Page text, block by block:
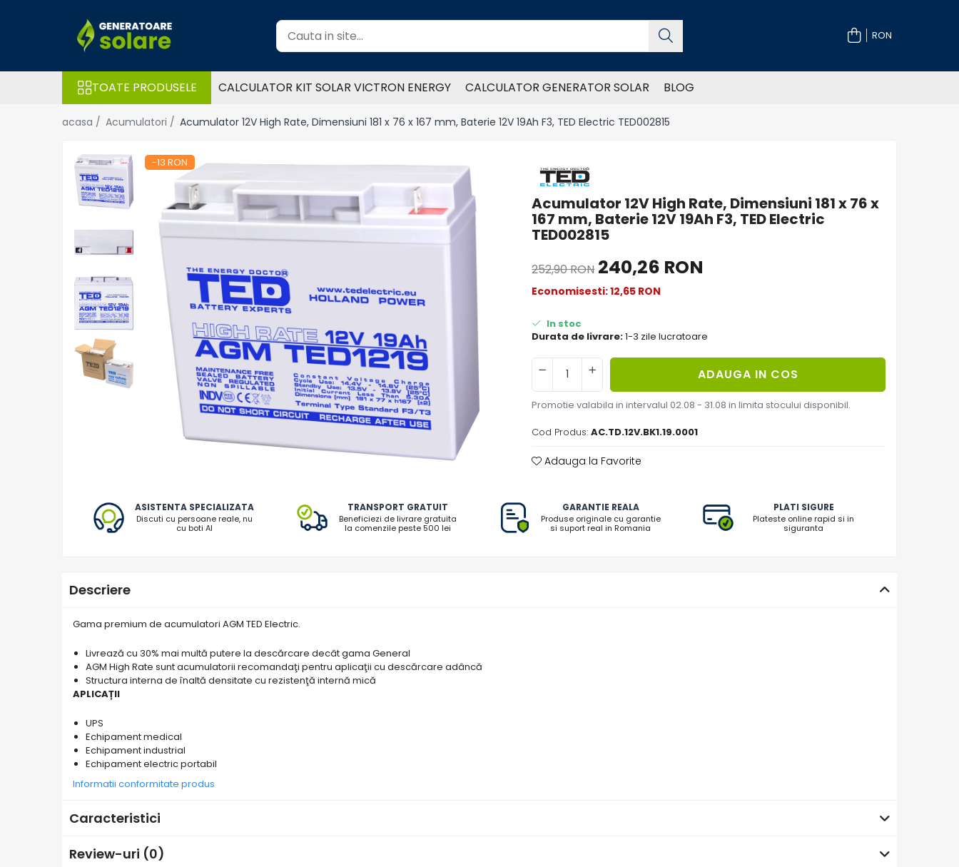
Toate Produsele
Statii de Alimentare Portabile
Cauta dupa capacitate
Intre 1000-2000W
Intre 2000-3000W
Cauta dupa marca
Vezi toate statiile
Accesorii Statii de Alimentare
Kituri Generatoare Solare
Cauta dupa capacitate
Toate generatoarele
Panouri Solare Pliabile
Toate panourile portabile
Kituri solare pentru balcon
Componente Fotovoltaice
Incarcatoare solare MPPT
RON
TOATE PRODUSELE CALCULATOR KIT SOLAR VICTRON ENERGY CALCULATOR GENERATOR SOLAR BLOG
acasa / Acumulatori / Acumulator 12V High Rate, Dimensiuni 181 x 76 x 167 mm, Baterie 12V 19Ah F3, TED Electric TED002815
Acumulator 12V High Rate, Dimensiuni 181 x 76 x
167 mm, Baterie 12V 19Ah F3, TED Electric
TED002815
-13 RON
252,90 RON 240,26 RON
Economisesti:12,65 RON
In stoc
Durata de livrare:1-3 zile lucratoare
ADAUGA IN COS
Promotie valabila in intervalul 02.08 - 31.08 in limita stocului disponibil.
Cod Produs: AC.TD.12V.BK1.19.0001
Adauga la Favorite
ASISTENTA SPECIALIZATA
Discuti cu persoane reale, nu
cu boti AI
TRANSPORT GRATUIT
Beneficiezi de livrare gratuita
la comenzile peste 500 lei
GARANTIE REALA
Produse originale cu garantie
si suport real in Romania
PLATI SIGURE
Plateste online rapid si in
siguranta
Descriere
Gama premium de acumulatori AGM TED Electric.
Livrează cu 30% mai multă putere la descărcare decât gama General
AGM High Rate sunt acumulatorii recomandaţi pentru aplicaţii cu descărcare adâncă
Structura interna de înaltă densitate cu rezistenţă internă mică
APLICAȚII
UPS
Echipament medical
Echipament industrial
Echipament electric portabil
Informatii conformitate produs
Caracteristici
Review-uri (0)